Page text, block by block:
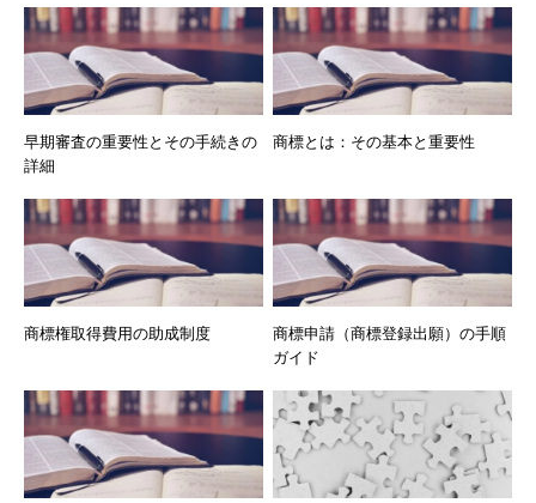
早期審査の重要性とその手続きの
詳細
商標とは：その基本と重要性
商標権取得費用の助成制度
商標申請（商標登録出願）の手順
ガイド